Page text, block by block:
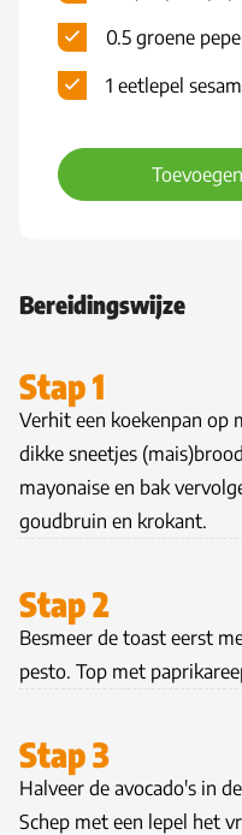
0.5 groene
1 eetlepel
Bereidingswijze
Stap 1
Verhit een koekenpan op
dikke sneetjes
mayonaise en bak
goudbruin en krokant.
Stap 2
Besmeer de toast eerst
pesto. Top met
Stap 3
Halveer de avocado's in
Schep met een lepel het